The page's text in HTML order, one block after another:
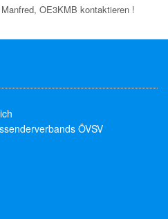
OE3KMB kontaktieren !
ÖVSV